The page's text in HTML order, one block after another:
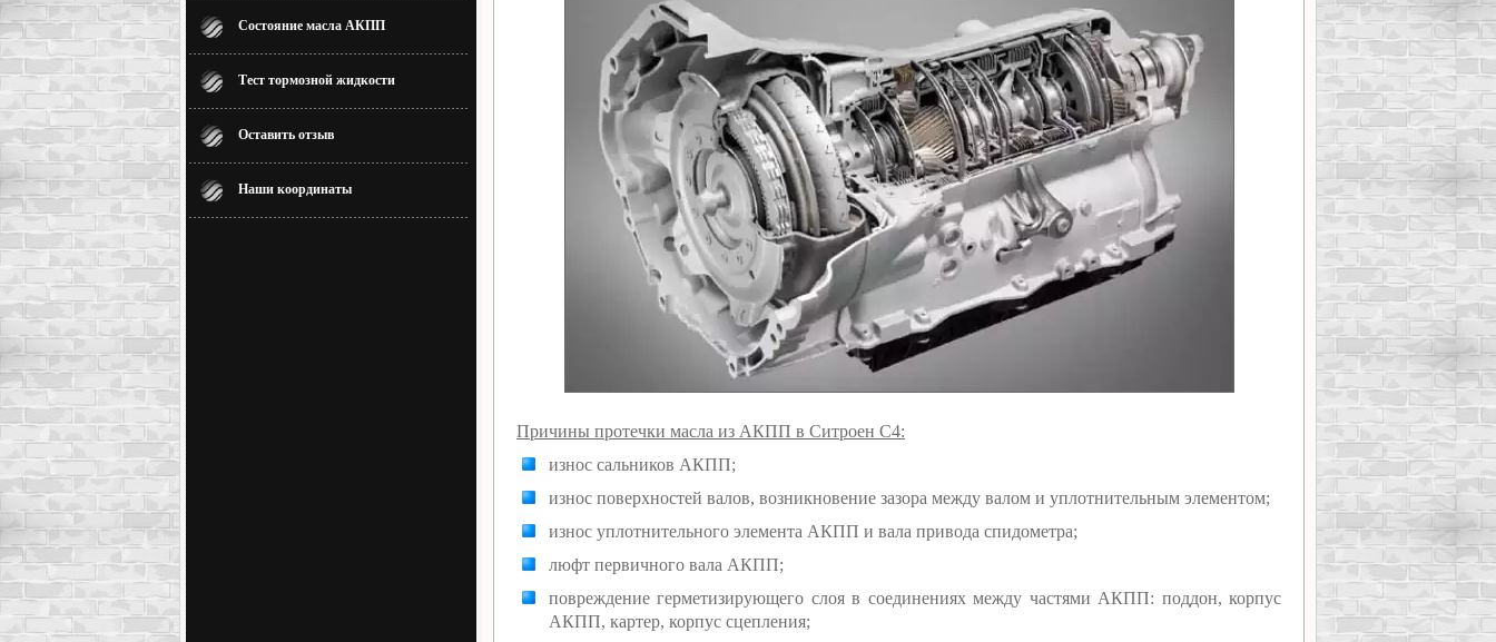
Состояние масла АКПП
Тест тормозной жидкости
Оставить отзыв
Наши координаты
Причины протечки масла из АКПП в Ситроен С4:
износ сальников АКПП;
износ поверхностей валов, возникновение зазора между валом и уплотнительным элементом;
износ уплотнительного элемента АКПП и вала привода спидометра;
люфт первичного вала АКПП;
повреждение герметизирующего слоя в соединениях между частями АКПП: поддон, корпус
АКПП, картер, корпус сцепления;